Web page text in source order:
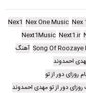
Nex
Nex One Music
Nex1
Next1.ir
Next1Music
Song Of آهنگ
احمدوند
دور از تو
دور از تو مهدی احمدوند